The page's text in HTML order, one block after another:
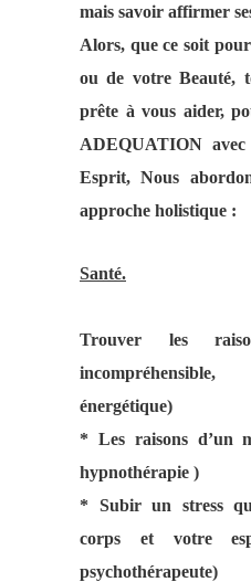
mais savoir affirmer
Alors, que ce soit
ou de votre Beauté,
prête à vous aider,
ADEQUATION
Esprit, Nous
approche holistique :
Santé.
Trouver les
énergétique)
* Les raisons d’un
hypnothérapie )
* Subir un stress
corps et votre
psychothérapeute)